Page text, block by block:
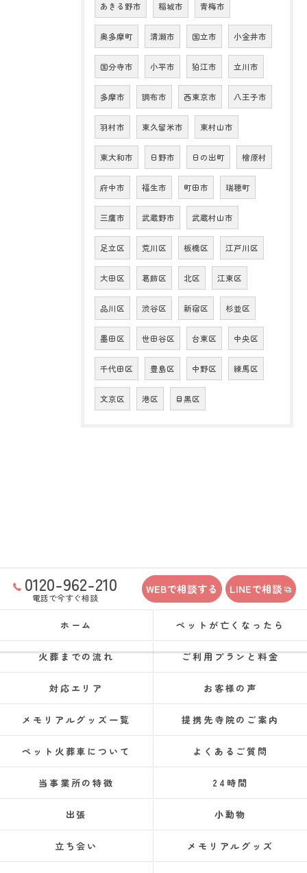
あきる野市 稲城市 青梅市
奥多摩町 清瀬市 国立市 小金井市
国分寺市 小平市 狛江市 立川市
多摩市 調布市 西東京市 八王子市
羽村市 東久留米市 東村山市
東大和市 日野市 日の出町 檜原村
府中市 福生市 町田市 瑞穂町
三鷹市 武蔵野市 武蔵村山市
足立区 荒川区 板橋区 江戸川区
大田区 葛飾区 北区 江東区
品川区 渋谷区 新宿区 杉並区
墨田区 世田谷区 台東区 中央区
千代田区 豊島区 中野区 練馬区
文京区 港区 目黒区
0120-962-210
電話で今すぐ相談
WEBで相談する LINEで相談
ホーム ペットが亡くなったら
火葬までの流れ ご利用プランと料金
対応エリア お客様の声
メモリアルグッズ一覧 提携先寺院のご案内
ペット火葬車について よくあるご質問
当事業所の特徴 24時間
出張 小動物
立ち会い メモリアルグッズ